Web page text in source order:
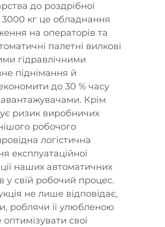
до роздрібної
3000 кг це обладнання
на операторів та
палетні вилкові
гідравлічними
піднімання й
до 30 % часу
Крім
ризик виробничих
робочого
логістична
експлуатаційної
наших автоматичних
у свій робочий процес.
не лише відповідає,
роблячи її улюбленою
свої